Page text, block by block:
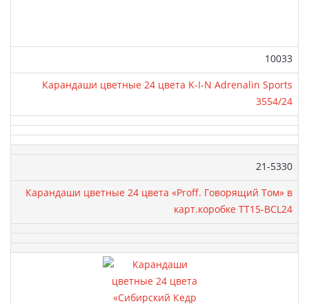
Артикул:
10033
Карандаши цветные 24 цвета K-I-N Adrenalin Sports
3554/24
Артикул:
21-5330
Карандаши цветные 24 цвета «Proff. Говорящий Том» в
карт.коробке TT15-BCL24